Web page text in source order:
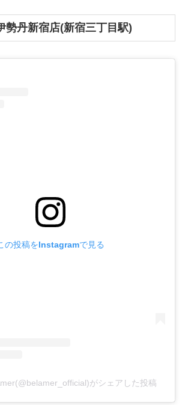
勢丹新宿店(新宿三丁目駅)
の投稿をInstagramで見る
がシェアした投稿